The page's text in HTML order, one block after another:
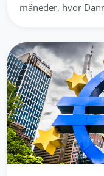
måneder, hvor